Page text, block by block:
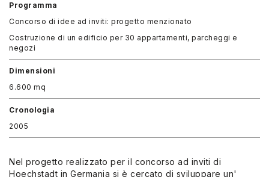
Programma
Concorso di idee ad inviti: progetto menzionato
Costruzione di un edificio per 30 appartamenti, parcheggi e
negozi
Dimensioni
6.600 mq
Cronologia
2005
Nel progetto realizzato per il concorso ad inviti di
Hoechstadt in Germania si è cercato di sviluppare un'